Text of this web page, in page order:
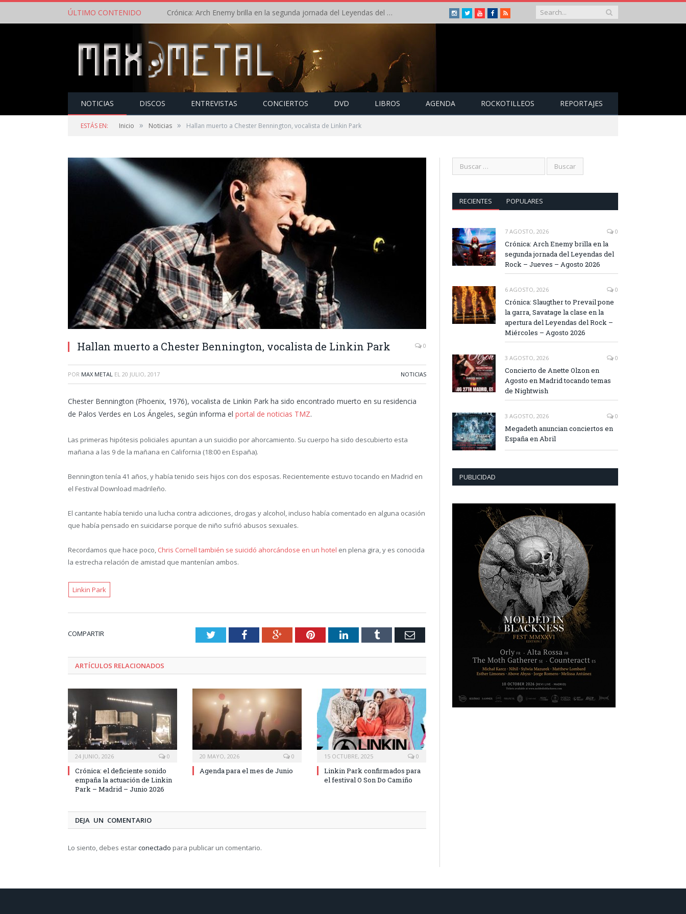
ÚLTIMO CONTENIDO Crónica: Arch Enemy brilla en la segunda jornada del Leyendas del Rock – Jueves – Agosto 2026 Instagram
TwitterYoutubeFacebook
RSS
NOTICIAS DISCOS ENTREVISTAS CONCIERTOS DVD LIBROS AGENDA ROCKOTILLEOS REPORTAJES
ESTÁS EN: Inicio » Noticias » Hallan muerto a Chester Bennington, vocalista de Linkin Park
Hallan muerto a Chester Bennington, vocalista de Linkin Park 0
POR MAX METAL EL 20 JULIO, 2017 NOTICIAS
Chester Bennington (Phoenix, 1976), vocalista de Linkin Park ha sido encontrado muerto en su residencia
de Palos Verdes en Los Ángeles, según informa el portal de noticias TMZ.
Las primeras hipótesis policiales apuntan a un suicidio por ahorcamiento. Su cuerpo ha sido descubierto esta
mañana a las 9 de la mañana en California (18:00 en España).
Bennington tenía 41 años, y había tenido seis hijos con dos esposas. Recientemente estuvo tocando en Madrid en
el Festival Download madrileño.
El cantante había tenido una lucha contra adicciones, drogas y alcohol, incluso había comentado en alguna ocasión
que había pensado en suicidarse porque de niño sufrió abusos sexuales.
Recordamos que hace poco, Chris Cornell también se suicidó ahorcándose en un hotel en plena gira, y es conocida
la estrecha relación de amistad que mantenían ambos.
Linkin Park
COMPARTIR TwitterFacebookGoogle+PinterestLinkedInTumblr Email
ARTÍCULOS RELACIONADOS
24 JUNIO, 2026 0
Crónica: el deficiente sonido
empaña la actuación de Linkin
Park – Madrid – Junio 2026
20 MAYO, 2026 0
Agenda para el mes de Junio
15 OCTUBRE, 2025 0
Linkin Park confirmados para
el festival O Son Do Camiño
DEJA UN COMENTARIO
Lo siento, debes estarconectado para publicar un comentario.
RECIENTES POPULARES
7 AGOSTO, 2026 0
Crónica: Arch Enemy brilla en la
segunda jornada del Leyendas del
Rock – Jueves – Agosto 2026
6 AGOSTO, 2026 0
Crónica: Slaugther to Prevail pone
la garra, Savatage la clase en la
apertura del Leyendas del Rock –
Miércoles – Agosto 2026
3 AGOSTO, 2026 0
Concierto de Anette Olzon en
Agosto en Madrid tocando temas
de Nightwish
3 AGOSTO, 2026 0
Megadeth anuncian conciertos en
España en Abril
PUBLICIDAD